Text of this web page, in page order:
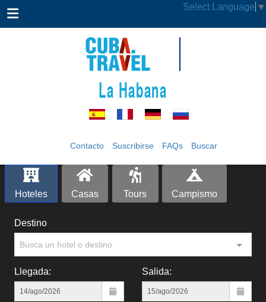
Select Language ▼
La Habana
Contacto Suscribirse FAQs Buscar
Hoteles Casas Tours Campismo
Destino
Busca un hotel o destino
Llegada: Salida: